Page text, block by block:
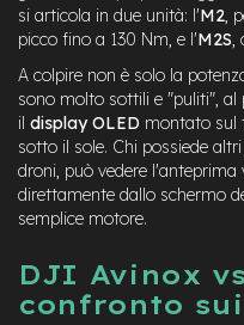
c
e
n
t
r
a
l
e
m
o
o
r
e
si articola in due unità: l'M2,
picco fino a 130 Nm, e l'M2S,
A colpire non è solo la
sono molto sottili e "puliti",
il display OLED montato sul
sotto il sole. Chi possiede
droni, può vedere
direttamente dallo schermo
semplice motore.
DJI Avinox
confronto